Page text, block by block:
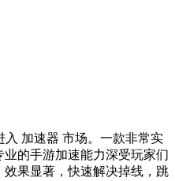
入 加速器 市场。一款非常实
的手游加速能力深受玩家们